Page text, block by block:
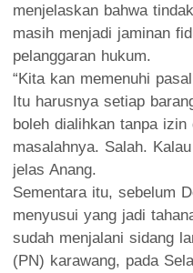
menjelaskan bahwa
masih menjadi jaminan
pelanggaran hukum.
“Kita kan memenuhi
Itu harusnya setiap
boleh dialihkan tanpa
masalahnya. Salah.
jelas Anang.
Sementara itu, sebelum
menyusui yang jadi
sudah menjalani sidang
(PN) karawang, pada